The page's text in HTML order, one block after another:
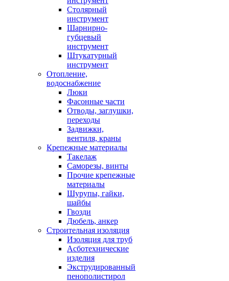
Столярный
инструмент
Шарнирно-
губцевый
инструмент
Штукатурный
инструмент
Отопление,
водоснабжение
Люки
Фасонные части
Отводы, заглушки,
переходы
Задвижки,
вентиля, краны
Крепежные материалы
Такелаж
Саморезы, винты
Прочие крепежные
материалы
Шурупы, гайки,
шайбы
Гвозди
Дюбель, анкер
Строительная изоляция
Изоляция для труб
Асботехнические
изделия
Экструдированный
пенополистирол